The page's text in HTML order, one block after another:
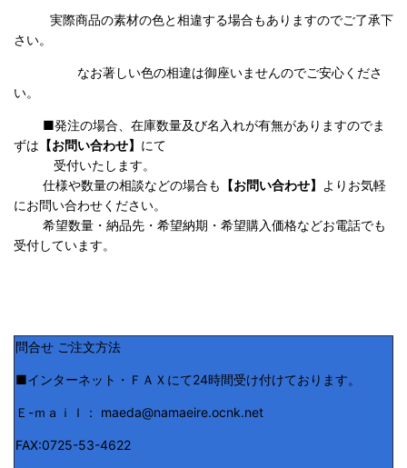
実際商品の素材の色と相違する場合もありますのでご了承下
さい。
なお著しい色の相違は御座いませんのでご安心くださ
い。
■発注の場合、在庫数量及び名入れが有無がありますのでま
ずは 【お問い合わせ】 にて
受付いたします。
仕様や数量の相談などの場合も
【お問い合わせ】
よりお気軽
にお問い合わせください。
希望数量・納品先・希望納期・希望購入価格などお電話でも
受付しています。
問合せ ご注文方法
■インターネット・ＦＡＸにて24時間受け付けております。
Ｅ-ｍａｉｌ： maeda@namaeire.ocnk.net
FAX:0725-53-4622